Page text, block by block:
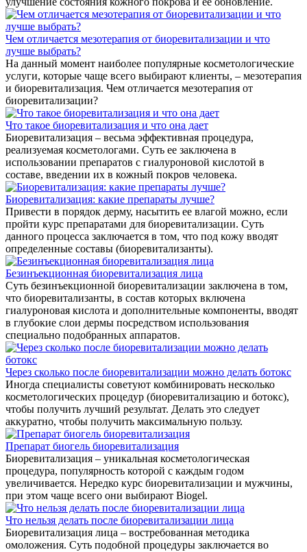
Чем отличается мезотерапия от биоревитализации и что
лучше выбрать?
На данный момент наиболее популярные косметологические
услуги, которые чаще всего выбирают клиенты, – мезотерапия
и биоревитализация. Чем отличается мезотерапия от
биоревитализации?
Что такое биоревитализация и что она дает
Биоревитализация – весьма эффективная процедура,
реализуемая косметологами. Суть ее заключена в
использовании препаратов с гиалуроновой кислотой в
составе, введении их в кожный покров человека.
Биоревитализация: какие препараты лучше?
Привести в порядок дерму, насытить ее влагой можно, если
пройти курс препаратами для биоревитализации. Суть
данного процесса заключается в том, что под кожу вводят
определенные составы (биоревитализанты).
Безинъекционная биоревитализация лица
Суть безинъекционной биоревитализации заключена в том,
что биоревитализанты, в состав которых включена
гиалуроновая кислота и дополнительные компоненты, вводят
в глубокие слои дермы посредством использования
специально подобранных аппаратов.
Через сколько после биоревитализации можно делать ботокс
Иногда специалисты советуют комбинировать несколько
косметологических процедур (биоревитализацию и ботокс),
чтобы получить лучший результат. Делать это следует
аккуратно, чтобы получить максимальную пользу.
Препарат биогель биоревитализация
Биоревитализация – уникальная косметологическая
процедура, популярность которой с каждым годом
увеличивается. Нередко курс биоревитализации и мужчины,
при этом чаще всего они выбирают Biogel.
Что нельзя делать после биоревитализации лица
Биоревитализация лица – востребованная методика
омоложения. Суть подобной процедуры заключается во